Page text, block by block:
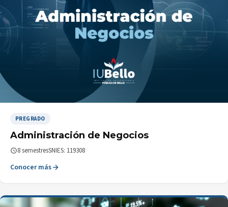
PREGRADO
Administración de Negocios
8 semestresSNIES: 119308
Conocer más